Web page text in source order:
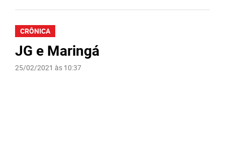
CRÔNICA
JG e Maringá
25/02/2021 às 10:37